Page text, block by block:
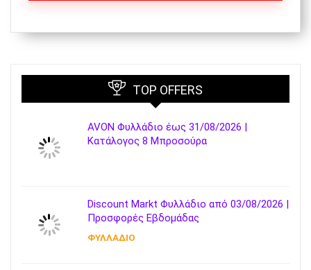
TOP OFFERS
AVON Φυλλάδιο έως 31/08/2026 |
Κατάλογος 8 Μπροσούρα
Discount Markt Φυλλάδιο από 03/08/2026 |
Προσφορές Εβδομάδας
ΦΥΛΛΑΔΙΟ